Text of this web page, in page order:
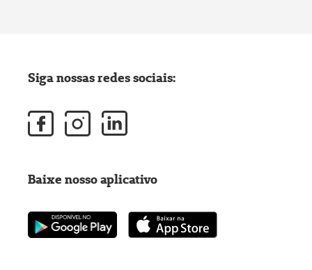
Siga nossas redes sociais:
Baixe nosso aplicativo